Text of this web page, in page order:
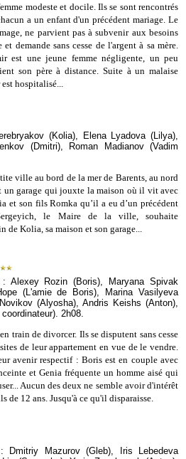
modeste et docile. Ils se sont rencontrés
a un enfant d'un précédent mariage. Le
ne parvient pas à subvenir aux besoins
demande sans cesse de l'argent à sa mère.
est une jeune femme négligente, un peu
son père à distance. Suite à un malaise
hospitalisé...
(Kolia), Elena Lyadova (Lilya),
(Dmitri), Roman Madianov (Vadim
ville au bord de la mer de Barents, au nord
un garage qui jouxte la maison où il vit avec
et son fils Romka qu’il a eu d’un précédent
le Maire de la ville, souhaite
de Kolia, sa maison et son garage...
Alexey Rozin (Boris), Maryana Spivak
(L'amie de Boris), Marina Vasilyeva
(Alyosha), Andris Keishs (Anton),
2h08.
train de divorcer. Ils se disputent sans cesse
de leur appartement en vue de le vendre.
avenir respectif : Boris est en couple avec
et Genia fréquente un homme aisé qui
Aucun des deux ne semble avoir d'intérêt
de 12 ans. Jusqu'à ce qu'il disparaisse.
Dmitriy Mazurov (Gleb), Iris Lebedeva